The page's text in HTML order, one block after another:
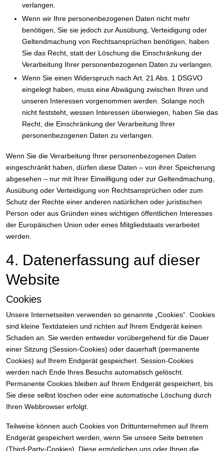
verlangen.
Wenn wir Ihre personenbezogenen Daten nicht mehr
benötigen, Sie sie jedoch zur Ausübung, Verteidigung oder
Geltendmachung von Rechtsansprüchen benötigen, haben
Sie das Recht, statt der Löschung die Einschränkung der
Verarbeitung Ihrer personenbezogenen Daten zu verlangen.
Wenn Sie einen Widerspruch nach Art. 21 Abs. 1 DSGVO
eingelegt haben, muss eine Abwägung zwischen Ihren und
unseren Interessen vorgenommen werden. Solange noch
nicht feststeht, wessen Interessen überwiegen, haben Sie das
Recht, die Einschränkung der Verarbeitung Ihrer
personenbezogenen Daten zu verlangen.
Wenn Sie die Verarbeitung Ihrer personenbezogenen Daten
eingeschränkt haben, dürfen diese Daten – von ihrer Speicherung
abgesehen – nur mit Ihrer Einwilligung oder zur Geltendmachung,
Ausübung oder Verteidigung von Rechtsansprüchen oder zum
Schutz der Rechte einer anderen natürlichen oder juristischen
Person oder aus Gründen eines wichtigen öffentlichen Interesses
der Europäischen Union oder eines Mitgliedstaats verarbeitet
werden.
4. Datenerfassung auf dieser
Website
Cookies
Unsere Internetseiten verwenden so genannte „Cookies“. Cookies
sind kleine Textdateien und richten auf Ihrem Endgerät keinen
Schaden an. Sie werden entweder vorübergehend für die Dauer
einer Sitzung (Session-Cookies) oder dauerhaft (permanente
Cookies) auf Ihrem Endgerät gespeichert. Session-Cookies
werden nach Ende Ihres Besuchs automatisch gelöscht.
Permanente Cookies bleiben auf Ihrem Endgerät gespeichert, bis
Sie diese selbst löschen oder eine automatische Löschung durch
Ihren Webbrowser erfolgt.
Teilweise können auch Cookies von Drittunternehmen auf Ihrem
Endgerät gespeichert werden, wenn Sie unsere Seite betreten
(Third-Party-Cookies). Diese ermöglichen uns oder Ihnen die